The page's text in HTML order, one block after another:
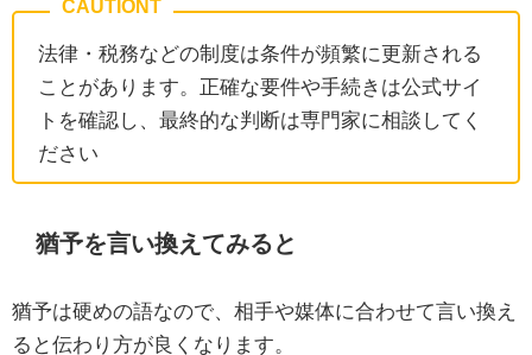
法律・税務などの制度は条件が頻繁に更新される
ことがあります。正確な要件や手続きは公式サイ
トを確認し、最終的な判断は専門家に相談してく
ださい
猶予を言い換えてみると
猶予は硬めの語なので、相手や媒体に合わせて言い換え
ると伝わり方が良くなります。